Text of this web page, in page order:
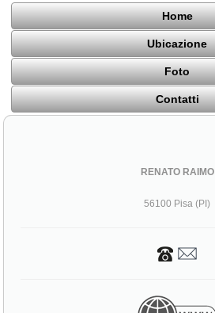
Home
Ubicazione
Foto
Contatti
RENATO RAIMO
56100 Pisa (PI)